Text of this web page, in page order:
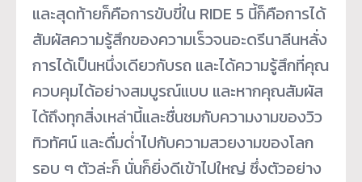
และสุดท้ายก็คือการขับขี่ใน RIDE 5 นี้ก็คือการได้
สัมผัสความรู้สึกของความเร็วจนอะดรีนาลีนหลั่ง
การได้เป็นหนึ่งเดียวกับรถ และได้ความรู้สึกที่คุณ
ควบคุมได้อย่างสมบูรณ์แบบ และหากคุณสัมผัส
ได้ถึงทุกสิ่งเหล่านี้และชื่นชมกับความงามของวิว
ทิวทัศน์ และดื่มด่ำไปกับความสวยงามของโลก
รอบ ๆ ตัวล่ะก็ นั่นก็ยิ่งดีเข้าไปใหญ่ ซึ่งตัวอย่าง